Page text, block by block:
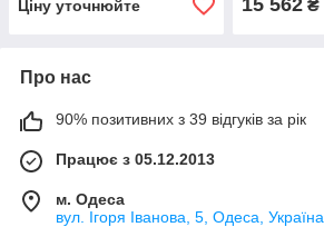
Ціну уточнюйте ₴
Про нас
90% позитивних з 39 відгуків за рік
Працює з 05.12.2013
м. Одеса
вул. Ігоря Іванова, 5, Одеса, Україна